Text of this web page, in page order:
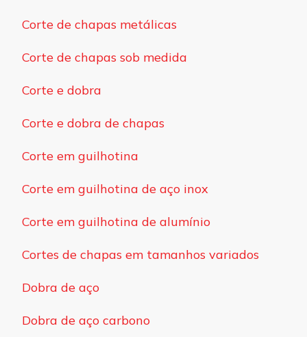
Corte de chapas metálicas
Corte de chapas sob medida
Corte e dobra
Corte e dobra de chapas
Corte em guilhotina
Corte em guilhotina de aço inox
Corte em guilhotina de alumínio
Cortes de chapas em tamanhos variados
Dobra de aço
Dobra de aço carbono